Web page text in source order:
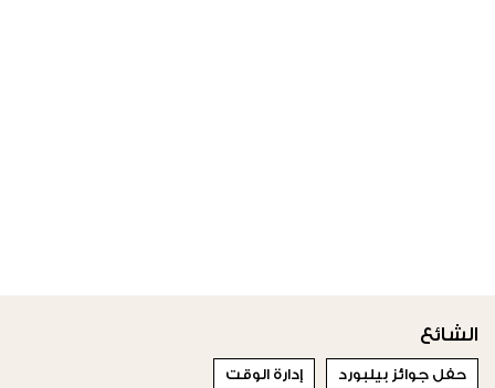
الشائع
حفل جوائز بيلبورد إدارة الوقت